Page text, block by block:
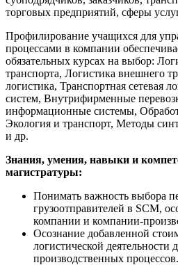
торговых предприятий, сферы
Профилирование учащихся для
процессами в компании
обязательных курсах на выбор:
транспорта, Логистика внешнего
логистика, Транспортная сетевая
систем, Внутрифирменные
информационные системы,
Экология и транспорт, Методы
и др.
Знания, умения, навыки и
магистратуры:
Понимать важность выбора
грузоотправителей в SCM,
компании и компании-
Осознание добавленной
логистической деятельности
производственных процессов.